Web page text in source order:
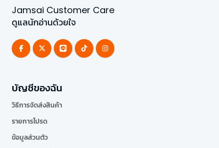
Jamsai Customer Care
ดูแลนักอ่านด้วยใจ
บัญชีของฉัน
วิธีการจัดส่งสินค้า
รายการโปรด
ข้อมูลส่วนตัว